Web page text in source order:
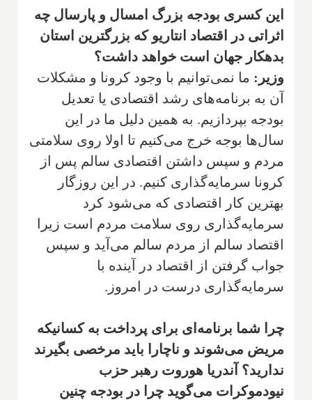
این کسری بودجه بزرگ امسال و پارسال چه
اثراتی در اقتصاد انتاریو که بزرگترین استان
بدهکار جهان است خواهد داشت؟
وزیر: ما نمی‌توانیم با وجود کرونا و مشکلات
آن به برنامه‌های رشد اقتصادی یا تعدیل
بودجه بپردازیم. به همین دلیل ما در این
سال‌ها بوجه خرج می‌کنیم تا اولا روی سلامتی
مردم و سپس داشتن اقتصادی سالم پس از
کرونا سرمایه‌گذاری کنیم. در این روزگار
بهترین کار اقتصادی که می‌شود کرد
سرمایه‌گذاری روی سلامت مردم است زیرا
اقتصاد سالم از مردم سالم می‌آید و سپس
جواب گرفتن از اقتصاد در آینده با
سرمایه‌گذاری درست در امروز.
چرا شما برنامه‌ای برای پرداخت به کسانیکه
مریض می‌شوند و ناچارا باید مرخصی بگیرند
ندارید؟ آندریا هوروت رهبر حزب
نیودموکرات می‌گوید چرا در بودجه چنین